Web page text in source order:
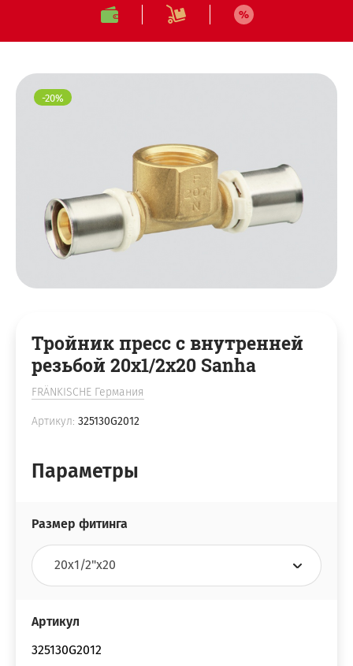
газовые
-20%
Тройник пресс с внутренней
резьбой 20х1/2х20 Sanha
FRÄNKISCHE Германия
Артикул: 325130G2012
Параметры
Размер фитинга
Артикул
325130G2012